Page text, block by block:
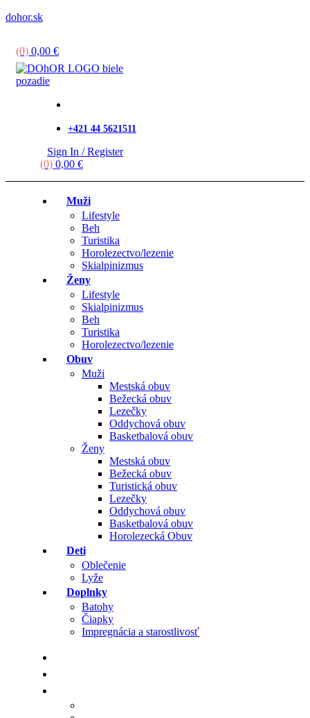
dohor.sk
Menu
(0) 0,00 €
+421 44 5621511
Sign In / Register
(0) 0,00 €
Muži
Lifestyle
Beh
Turistika
Horolezectvo/lezenie
Skialpinizmus
Ženy
Lifestyle
Skialpinizmus
Beh
Turistika
Horolezectvo/lezenie
Obuv
Muži
Mestská obuv
Bežecká obuv
Lezečky
Oddychová obuv
Basketbalová obuv
Ženy
Mestská obuv
Bežecká obuv
Turistická obuv
Lezečky
Oddychová obuv
Basketbalová obuv
Horolezecká Obuv
Deti
Oblečenie
Lyže
Doplnky
Batohy
Čiapky
Impregnácia a starostlivosť